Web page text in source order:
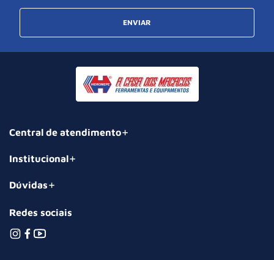
ENVIAR
Central de atendimento
Institucional
Dúvidas
Redes sociais